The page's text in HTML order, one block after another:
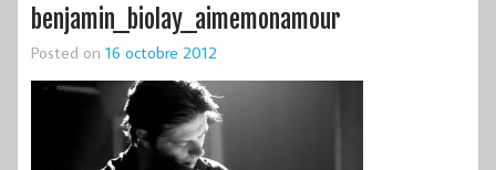
benjamin_biolay_aimemonamour
Posted on 16 octobre 2012